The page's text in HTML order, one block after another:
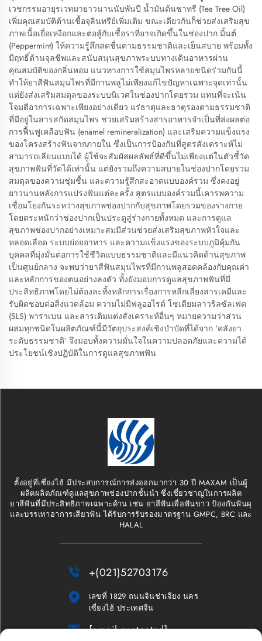
เวชกรรมอายุรเวทมายาวนานนับพันปี น้ำมันต้นชาทรี (Tea Tree Oil)
เพิ่มคุณสมบัติต้านเชื้อจุลินทรีย์เพิ่มเติม ขณะเดียวกันก็ช่วยส่งเสริมสุข
ภาพเนื้อเยื่อเหงือกและต่อสู้กับเชื้อราที่อาจเกิดขึ้นในช่องปาก มิ้นต์
(Peppermint) ให้ความรู้สึกสดชื่นตามธรรมชาติและเย็นสบาย พร้อมทั้ง
มีฤทธิ์ต้านจุลชีพและสนับสนุนสุขภาพระบบทางเดินอาหารผ่าน
คุณสมบัติของกลิ่นหอม แนวทางการใช้สมุนไพรหลายชนิดร่วมกันนี้
ทำให้ยาสีฟันสมุนไพรที่มีกานพลูไม่เพียงแก้ไขปัญหาเฉพาะจุดเท่านั้น
แต่ยังส่งเสริมสมดุลของระบบนิเวศในช่องปากโดยรวม แทนที่จะเน้น
โจมตีอาการเฉพาะเพียงอย่างเดียว แร่ธาตุและธาตุรองตามธรรมชาติ
ที่มีอยู่ในสารสกัดสมุนไพร ช่วยเสริมสร้างสารอาหารจำเป็นที่ส่งผลต่อ
การฟื้นฟูเคลือบฟัน (enamel remineralization) และเสริมความแข็งแรง
ของโครงสร้างฟันจากภายใน ซึ่งเป็นการป้องกันที่สูตรสังเคราะห์ไม่
สามารถเลียนแบบได้ ผู้ใช้จะสัมผัสผลลัพธ์ที่ดีขึ้นไม่เพียงแต่ในตัวชี้วัด
สุขภาพฟันที่วัดได้เท่านั้น แต่ยังรวมถึงความสบายในช่องปากโดยรวม
สมดุลของความชุ่มชื้น และความรู้สึกสะอาดแบบองค์รวม ซึ่งคงอยู่
ยาวนานหลังการแปรงฟันแต่ละครั้ง สูตรแบบองค์รวมนี้เคารพความ
เชื่อมโยงกันระหว่างสุขภาพช่องปากกับสุขภาพโดยรวมของร่างกาย
โดยตระหนักว่าช่องปากเป็นประตูสู่ร่างกายทั้งหมด และการดูแล
สุขภาพช่องปากอย่างเหมาะสมมีส่วนช่วยส่งเสริมสุขภาพหัวใจและ
หลอดเลือด ระบบย่อยอาหาร และความแข็งแรงของระบบภูมิคุ้มกัน
บุคคลที่มุ่งมั่นต่อการใช้ชีวิตแบบธรรมชาติและมีแนวคิดด้านสุขภาพ
เป็นศูนย์กลาง จะพบว่ายาสีฟันสมุนไพรที่มีกานพลูสอดคล้องกับคุณค่า
และหลักการของตนอย่างลงตัว ทั้งยังมอบการดูแลสุขภาพฟันที่มี
ประสิทธิภาพโดยไม่ต้องละทิ้งหลักการเรื่องการหลีกเลี่ยงสารเคมีและ
รับผิดชอบต่อสิ่งแวดล้อม ความไม่มีฟลูออไรด์ โซเดียมลาวริลซัลเฟต
(SLS) พาราเบน และสารเติมแต่งสังเคราะห์อื่นๆ หมายความว่าส่วน
ผสมทุกชนิดในผลิตภัณฑ์นี้มีวัตถุประสงค์เชิงบำบัดที่ได้จาก ‘คลังยา
ระดับธรรมชาติ’ จึงมอบทั้งความมั่นใจในความปลอดภัยและความได้
ประโยชน์เชิงปฏิบัติในการดูแลสุขภาพฟัน
ตั้งอยู่ที่เซี่ยงไฮ้ มีประสบการณ์การส่งออกมากว่า 30 ปี MAXAM เป็นผู้
ผลิตผลิตภัณฑ์ดูแลสุขภาพช่องปากชั้นนำ ซึ่งเชี่ยวชาญในการผลิต
ยาสีฟันที่มีประสิทธิภาพเฉพาะด้าน เช่น ยาสีฟันเพื่อฟันขาว ป้องกันฟันผุ
และบรรเทาอาการเสียวฟัน ได้รับการรับรองมาตรฐาน GMPC, BRC และ
HALAL
 +(021)52703176

เลขที่ 1829 ถนนจินช่าเจียง นคร
เซี่ยงไฮ้ ประเทศจีน
 [email protected]